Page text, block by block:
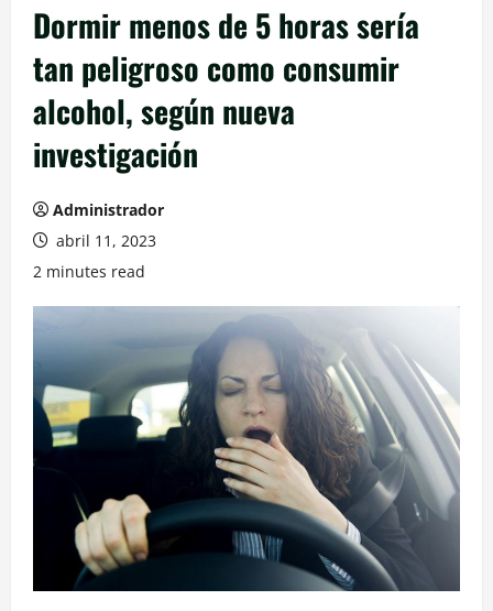
Dormir menos de 5 horas sería
tan peligroso como consumir
alcohol, según nueva
investigación
Administrador
abril 11, 2023
2 minutes read